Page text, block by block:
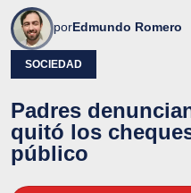
porEdmundo Romero
SOCIEDAD
Padres
quitó los
público